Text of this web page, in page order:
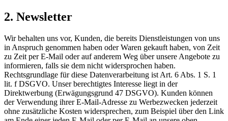
2. Newsletter
Wir behalten uns vor, Kunden, die bereits Dienstleistungen von uns
in Anspruch genommen haben oder Waren gekauft haben, von Zeit
zu Zeit per E-Mail oder auf anderem Weg über unsere Angebote zu
informieren, falls sie dem nicht widersprochen haben.
Rechtsgrundlage für diese Datenverarbeitung ist Art. 6 Abs. 1 S. 1
lit. f DSGVO. Unser berechtigtes Interesse liegt in der
Direktwerbung (Erwägungsgrund 47 DSGVO). Kunden können
der Verwendung ihrer E-Mail-Adresse zu Werbezwecken jederzeit
ohne zusätzliche Kosten widersprechen, zum Beispiel über den Link